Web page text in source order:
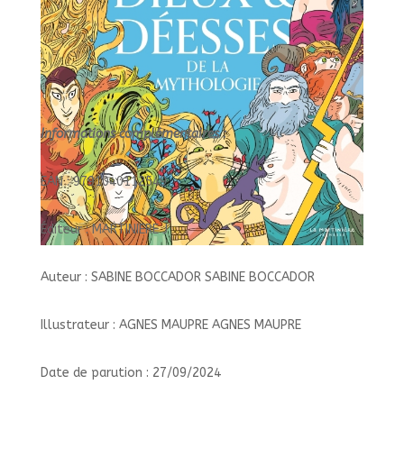
Informations complémentaires :
EAN : 9791040112549
Éditeur : MARTINIERE J
Auteur : SABINE BOCCADOR SABINE BOCCADOR
Illustrateur : AGNES MAUPRE AGNES MAUPRE
Date de parution : 27/09/2024